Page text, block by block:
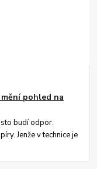
pohled na
budí odpor.
Jenže v technice je